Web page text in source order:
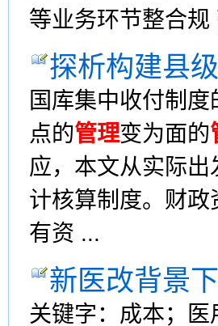
等业务环节整合
探析构建县
国库集中收付制
点的管理变为面的
应，本文从实际
计核算制度。财政
有资 ...
新医改背景
关键字：成本；